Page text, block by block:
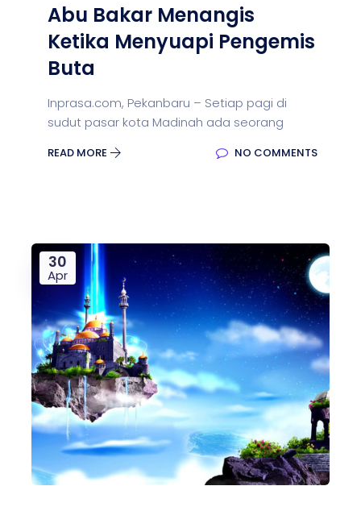
Abu Bakar Menangis
Ketika Menyuapi Pengemis
Buta
Inprasa.com, Pekanbaru – Setiap pagi di
sudut pasar kota Madinah ada seorang
READ MORE NO COMMENTS
30
Apr